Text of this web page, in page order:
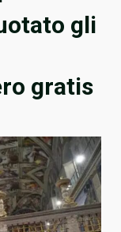
gli
gratis